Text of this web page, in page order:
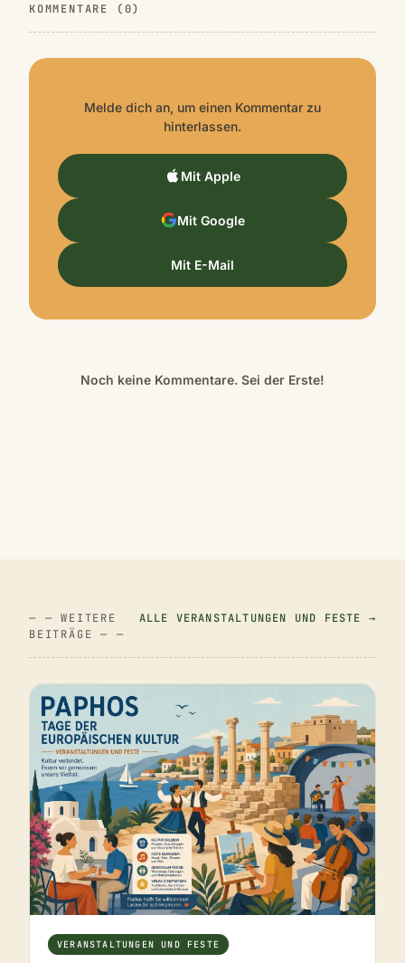
KOMMENTARE (0)
Melde dich an, um einen Kommentar zu
hinterlassen.
Mit Apple
Mit Google
Mit E-Mail
Noch keine Kommentare. Sei der Erste!
— — WEITERE
BEITRÄGE — —
ALLE VERANSTALTUNGEN UND FESTE →
VERANSTALTUNGEN UND FESTE